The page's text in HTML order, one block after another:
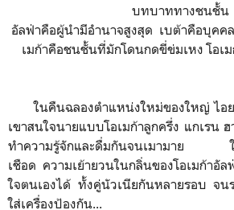
บทบาททางชนชั้น
อัลฟ่าคือผู้นำมีอำนาจสูงสุด เบต้าคือบุคค
เมก้าคือชนชั้นที่มักโดนกดขี่ข่มเหง โอเ
ในคืนฉลองตำแหน่งใหม่ของใหญ่ ไอย
เขาสนใจนายแบบโอเมก้าลูกครึ่ง แกเรน ฮ
ทำความรู้จักและดื่มกันจนเมามาย ใ
เชือด ความเย้ายวนในกลิ่นของโอเมก้าอั
ใจตนเองได้ ทั้งคู่นัวเนียกันหลายรอบ จ
ใส่เครื่องป้องกัน...